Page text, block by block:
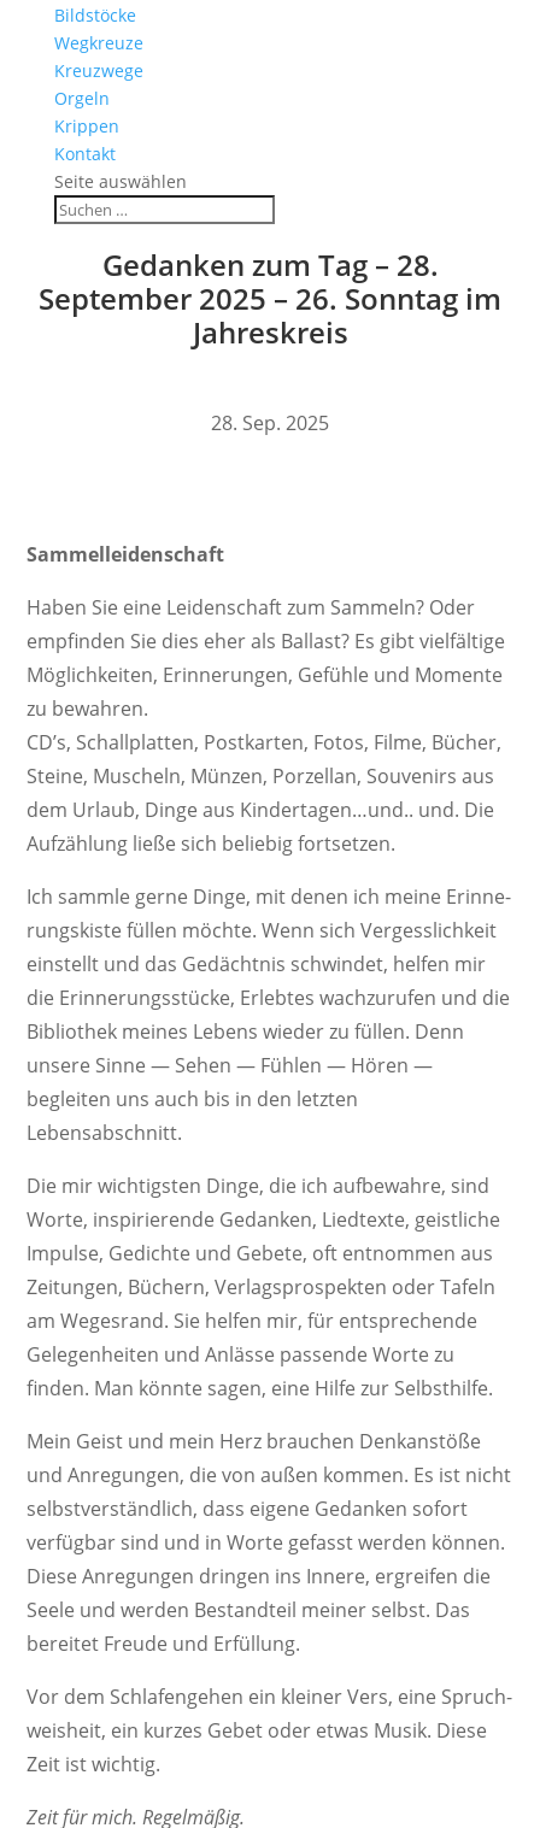
Bild­stöcke
Wegkreuze
Kreuz­wege
Orgeln
Krippen
Kontakt
Seite auswählen
Gedanken zum Tag – 28.
September 2025 – 26. Sonntag im
Jahreskreis
28. Sep. 2025
Sammel­lei­den­schaft
Haben Sie eine Leiden­schaft zum Sammeln? Oder
empfinden Sie dies eher als Ballast? Es gibt viel­fäl­tige
Möglich­keiten, Erin­ne­rungen, Gefühle und Momente
zu bewahren.
CD’s, Schall­platten, Post­karten, Fotos, Filme, Bücher,
Steine, Muscheln, Münzen, Porzellan, Souve­nirs aus
dem Urlaub, Dinge aus Kindertagen…und.. und. Die
Aufzäh­lung ließe sich beliebig fortsetzen.
Ich sammle gerne Dinge, mit denen ich meine Erin­ne­
rungs­kiste füllen möchte. Wenn sich Vergess­lich­keit
einstellt und das Gedächtnis schwindet, helfen mir
die Erin­ne­rungs­stücke, Erlebtes wach­zu­rufen und die
Biblio­thek meines Lebens wieder zu füllen. Denn
unsere Sinne — Sehen — Fühlen — Hören —
begleiten uns auch bis in den letzten
Lebensabschnitt.
Die mir wich­tigsten Dinge, die ich aufbe­wahre, sind
Worte, inspi­rie­rende Gedanken, Lied­texte, geist­liche
Impulse, Gedichte und Gebete, oft entnommen aus
Zeitungen, Büchern, Verlags­pro­spekten oder Tafeln
am Weges­rand. Sie helfen mir, für entspre­chende
Gele­gen­heiten und Anlässe passende Worte zu
finden. Man könnte sagen, eine Hilfe zur Selbsthilfe.
Mein Geist und mein Herz brau­chen Denk­an­stöße
und Anre­gungen, die von außen kommen. Es ist nicht
selbst­ver­ständ­lich, dass eigene Gedanken sofort
verfügbar sind und in Worte gefasst werden können.
Diese Anre­gungen dringen ins Innere, ergreifen die
Seele und werden Bestand­teil meiner selbst. Das
bereitet Freude und Erfüllung.
Vor dem Schla­fen­gehen ein kleiner Vers, eine Spruch­
weis­heit, ein kurzes Gebet oder etwas Musik. Diese
Zeit ist wichtig.
Zeit für mich. Regelmäßig.